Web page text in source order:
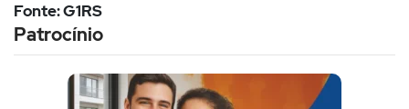
Fonte: G1RS
Patrocínio